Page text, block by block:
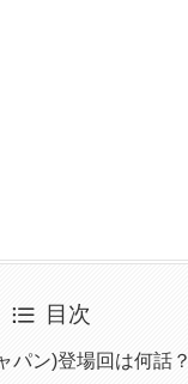
目次
パン)登場回は何話？